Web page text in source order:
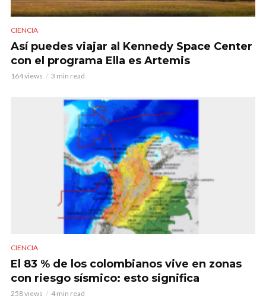
CIENCIA
Así puedes viajar al Kennedy Space Center
con el programa Ella es Artemis
164 views 3 min read
CIENCIA
El 83 % de los colombianos vive en zonas
con riesgo sísmico: esto significa
258 views 4 min read